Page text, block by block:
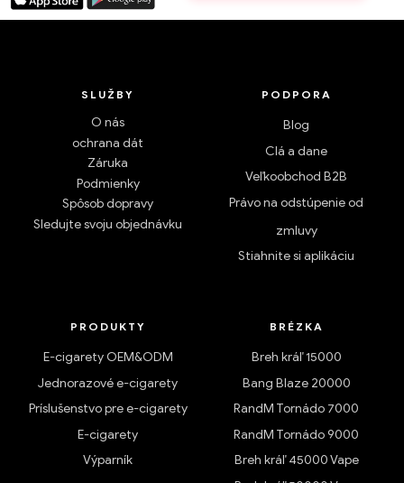
SLUŽBY
O nás
ochrana dát
Záruka
Podmienky
Spôsob dopravy
Sledujte svoju objednávku
PODPORA
Blog
Clá a dane
Veľkoobchod B2B
Právo na odstúpenie od
zmluvy
Stiahnite si aplikáciu
PRODUKTY
E-cigarety OEM&ODM
Jednorazové e-cigarety
Príslušenstvo pre e-cigarety
E-cigarety
Výparník
BRÉZKA
Breh kráľ 15000
Bang Blaze 20000
RandM Tornádo 7000
RandM Tornádo 9000
Breh kráľ 45000 Vape